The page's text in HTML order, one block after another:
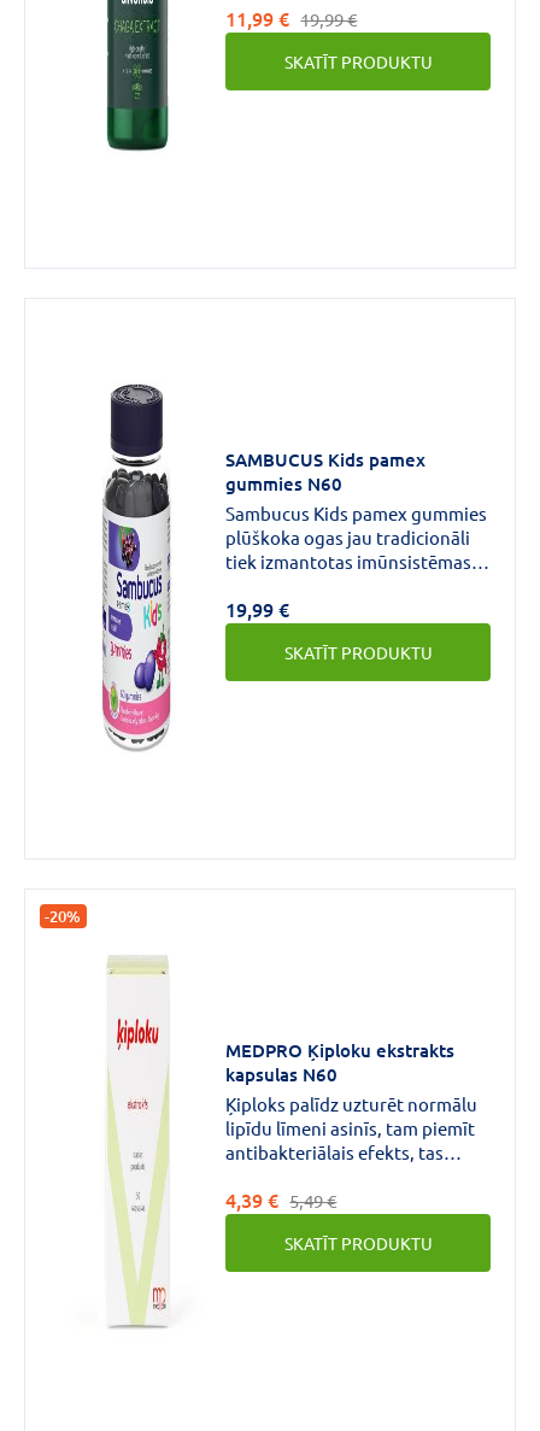
11,99 € 19,99 €
SKATĪT PRODUKTU
SAMBUCUS Kids pamex
gummies N60
Sambucus Kids pamex gummies
plūškoka ogas jau tradicionāli
tiek izmantotas imūnsistēmas
atbalstam.Plūškoks atbalsta
imūno veselību, kā arī palīdz
uzturēt elpceļu
veselību.Plūškoka ogas iesaka
19,99 €
SKATĪT PRODUKTU
-20%
MEDPRO Ķiploku ekstrakts
kapsulas N60
Ķiploks palīdz uzturēt normālu
lipīdu līmeni asinīs, tam piemīt
antibakteriālais efekts, tas
nepiemīt ķiplokiem raksturīgā
smarža.
4,39 € 5,49 €
SKATĪT PRODUKTU